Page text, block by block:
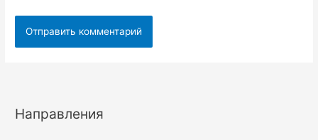
Направления